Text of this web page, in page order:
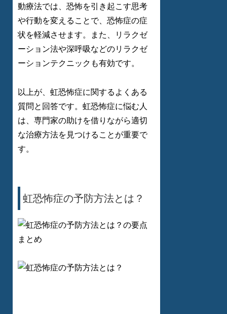
動療法では、恐怖を引き起こす思考
や行動を変えることで、恐怖症の症
状を軽減させます。また、リラクゼ
ーション法や深呼吸などのリラクゼ
ーションテクニックも有効です。
以上が、虹恐怖症に関するよくある
質問と回答です。虹恐怖症に悩む人
は、専門家の助けを借りながら適切
な治療方法を見つけることが重要で
す。
虹恐怖症の予防方法とは？